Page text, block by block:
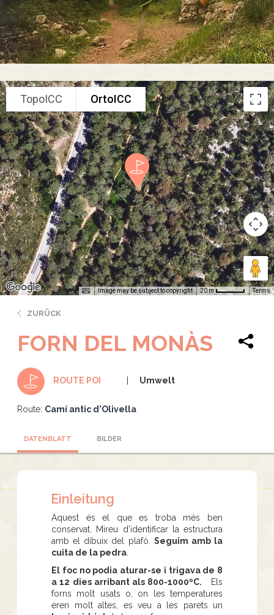
TopoICC OrtoICC
Image may be subject to copyright 20 m Terms
ZURÜCK
FORN DEL MONÀS
ROUTE POI Umwelt
Route: Camí antic d'Olivella
DATENBLATT BILDER
Einleitung
Aquest és el que es troba més ben
conservat. Mireu d’identificar la estructura
amb el dibuix del plafó. Seguim amb la
cuita de la pedra
El foc no podia aturar-se i trigava de 8
a 12 dies arribant als 800-1000ºC.
Els
forns molt usats o, on les temperatures
eren molt altes, es veu a les parets un